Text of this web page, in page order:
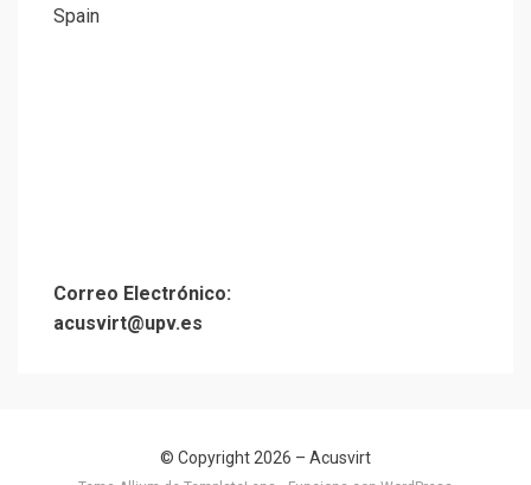
Spain
Correo Electrónico:
acusvirt@upv.es
© Copyright 2026 – Acusvirt